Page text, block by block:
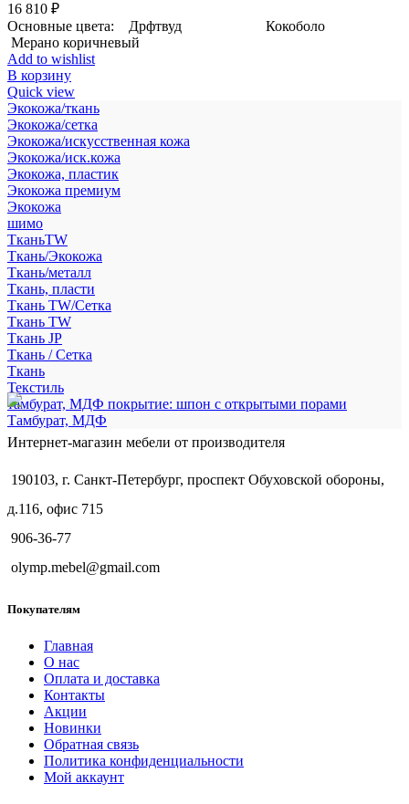
16 810 ₽
Основные цвета: Дрфтвуд Кокоболо
Мерано коричневый
Add to wishlist
В корзину
Quick view
Экокожа/ткань
Экокожа/сетка
Экокожа/искусственная кожа
Экокожа/иск.кожа
Экокожа, пластик
Экокожа премиум
Экокожа
шимо
ТканьTW
Ткань/Экокожа
Ткань/металл
Ткань, пласти
Ткань TW/Сетка
Ткань TW
Ткань JP
Ткань / Сетка
Ткань
Текстиль
тамбурат, МДФ покрытие: шпон с открытыми порами
Тамбурат, МДФ
Интернет-магазин мебели от производителя
190103, г. Санкт-Петербург, проспект Обуховской обороны,
д.116, офис 715
906-36-77
olymp.mebel@gmail.com
Покупателям
Главная
О нас
Оплата и доставка
Контакты
Акции
Новинки
Обратная связь
Политика конфиденциальности
Мой аккаунт